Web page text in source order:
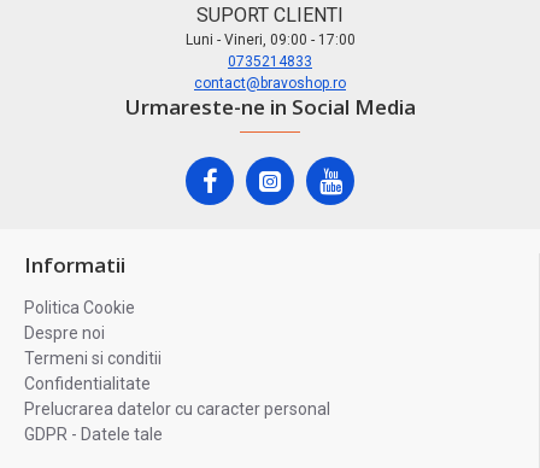
SUPORT CLIENTI
Luni - Vineri, 09:00 - 17:00
0735214833
contact@bravoshop.ro
Urmareste-ne in Social Media
Informatii
Politica Cookie
Despre noi
Termeni si conditii
Confidentialitate
Prelucrarea datelor cu caracter personal
GDPR - Datele tale